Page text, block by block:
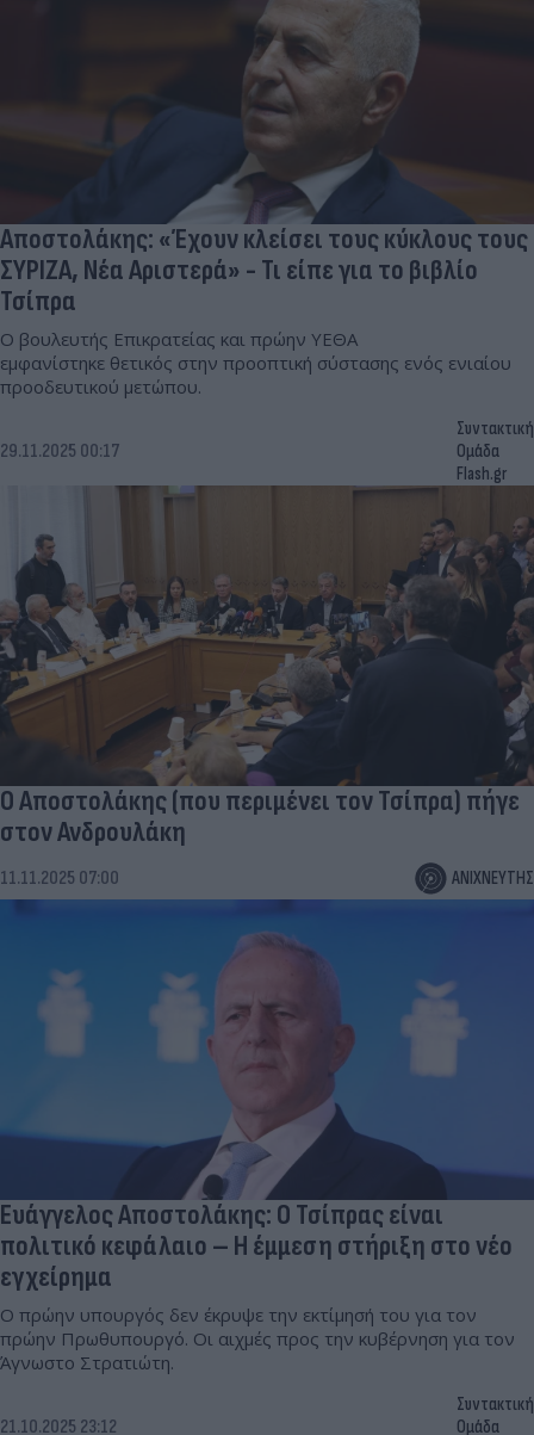
Αποστολάκης: «Έχουν κλείσει τους κύκλους τους
ΣΥΡΙΖΑ, Νέα Αριστερά» - Τι είπε για το βιβλίο
Τσίπρα
Ο βουλευτής Επικρατείας και πρώην ΥΕΘΑ
εμφανίστηκε θετικός στην προοπτική σύστασης ενός ενιαίου
προοδευτικού μετώπου.
29.11.2025 00:17
Συντακτική
Ομάδα
Flash.gr
Ο Αποστολάκης (που περιμένει τον Τσίπρα) πήγε
στον Ανδρουλάκη
11.11.2025 07:00 ΑΝΙΧΝΕΥΤΗΣ
Ευάγγελος Αποστολάκης: Ο Τσίπρας είναι
πολιτικό κεφάλαιο – Η έμμεση στήριξη στο νέο
εγχείρημα
Ο πρώην υπουργός δεν έκρυψε την εκτίμησή του για τον
πρώην Πρωθυπουργό. Οι αιχμές προς την κυβέρνηση για τον
Άγνωστο Στρατιώτη.
21.10.2025 23:12
Συντακτική
Ομάδα